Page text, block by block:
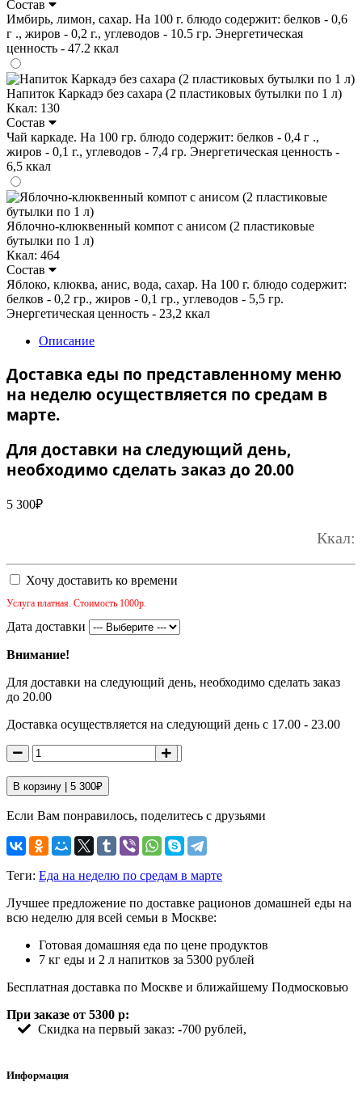
Состав
Имбирь, лимон, сахар. На 100 г. блюдо содержит: белков - 0,6
г ., жиров - 0,2 г., углеводов - 10.5 гр. Энергетическая
ценность - 47.2 ккал
Напиток Каркадэ без сахара (2 пластиковых бутылки по 1 л)
Ккал: 130
Состав
Чай каркаде. На 100 гр. блюдо содержит: белков - 0,4 г .,
жиров - 0,1 г., углеводов - 7,4 гр. Энергетическая ценность -
6,5 ккал
Яблочно-клюквенный компот с анисом (2 пластиковые
бутылки по 1 л)
Ккал: 464
Состав
Яблоко, клюква, анис, вода, сахар. На 100 г. блюдо содержит:
белков - 0,2 гр., жиров - 0,1 гр., углеводов - 5,5 гр.
Энергетическая ценность - 23,2 ккал
Описание
Доставка еды по представленному меню
на неделю осуществляется по средам в
марте.
Для доставки на следующий день,
необходимо сделать заказ до 20.00
5 300₽
Ккал:
Хочу доставить ко времени
Услуга платная. Стоимость 1000р.
Дата доставки
Внимание!
Для доставки на следующий день, необходимо сделать заказ
до 20.00
Доставка осуществляется на следующий день с 17.00 - 23.00
В корзину | 5 300₽
Если Вам понравилось, поделитесь с друзьями
Теги: Еда на неделю по средам в марте
Лучшее предложение по доставке рационов домашней еды на
всю неделю для всей семьи в Москве:
Готовая домашняя еда по цене продуктов
7 кг еды и 2 л напитков за 5300 рублей
Бесплатная доставка по Москве и ближайшему Подмосковью
При заказе от 5300 р:
Скидка на первый заказ: -700 рублей,
Информация